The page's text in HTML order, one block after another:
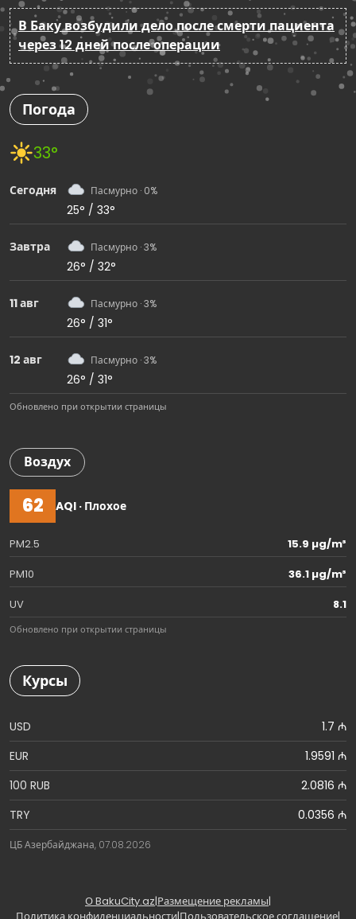
В Баку возбудили дело после смерти пациента
через 12 дней после операции
Погода
33°
Сегодня Пасмурно · 0%
25° / 33°
Завтра Пасмурно · 3%
26° / 32°
11 авг Пасмурно · 3%
26° / 31°
12 авг Пасмурно · 3%
26° / 31°
Обновлено при открытии страницы
Воздух
62 AQI · Плохое
PM2.5
15.9 µg/m³
PM10
36.1 µg/m³
UV
8.1
Обновлено при открытии страницы
Курсы
USD
1.7 ₼
EUR
1.9591 ₼
100 RUB
2.0816 ₼
TRY
0.0356 ₼
ЦБ Азербайджана, 07.08.2026
О BakuCity.az|Размещение рекламы|